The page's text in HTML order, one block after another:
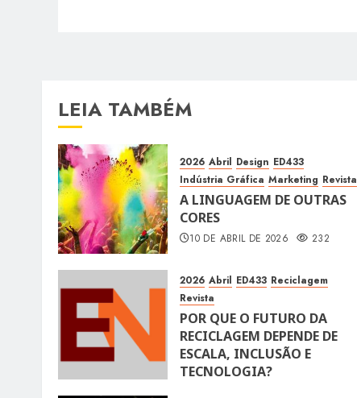
LEIA TAMBÉM
2026 Abril Design ED433
Indústria Gráfica Marketing Revista
A LINGUAGEM DE OUTRAS
CORES
10 DE ABRIL DE 2026 232
2026 Abril ED433 Reciclagem
Revista
POR QUE O FUTURO DA
RECICLAGEM DEPENDE DE
ESCALA, INCLUSÃO E
TECNOLOGIA?